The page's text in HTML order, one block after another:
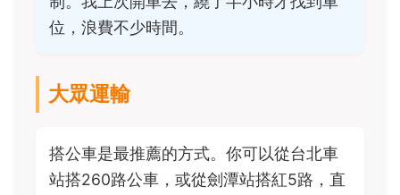
位，浪費不少時間。
大眾運輸
搭公車是最推薦的方式。你可以從台北車
站搭260路公車，或從劍潭站搭紅5路，直